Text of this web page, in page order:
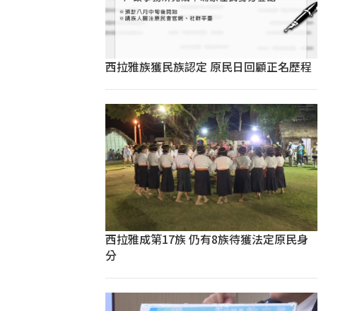
西拉雅族獲民族認定 原民日回顧正名歷程
西拉雅成第17族 仍有8族待獲法定原民身
分